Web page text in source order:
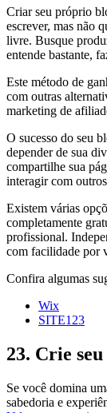
Criar seu próprio
escrever, mas não
livre. Busque
entende bastante,
Este método de
com outras
marketing de
O sucesso do seu
depender de sua
compartilhe sua
interagir com
Existem várias
completamente
profissional.
com facilidade por
Confira algumas
Wix
SITE123
23. Crie
Se você domina
sabedoria e